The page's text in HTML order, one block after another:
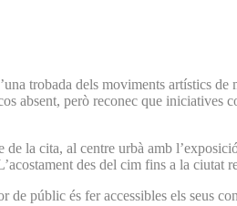
trobada dels moviments artístics
absent, però reconec que iniciatives
la cita, al centre urbà amb
des del cim fins a la ciutat
públic és fer accessibles els seus